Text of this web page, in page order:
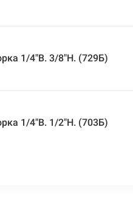
1/4"В. 3/8"Н. (729Б)
1/4"В. 1/2"Н. (703Б)